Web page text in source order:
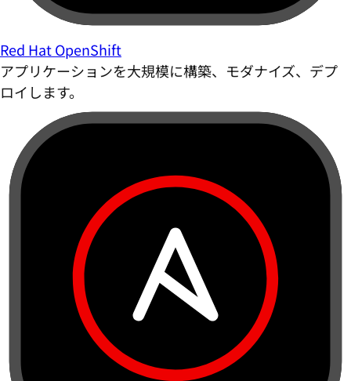
Red Hat OpenShift
アプリケーションを大規模に構築、モダナイズ、デプ
ロイします。